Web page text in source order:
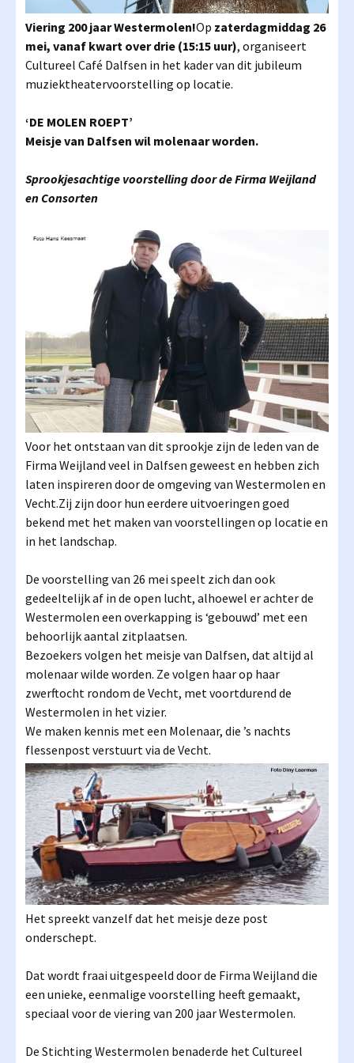
Viering 200 jaar Westermolen!Op zaterdagmiddag 26
mei, vanaf kwart over drie (15:15 uur), organiseert
Cultureel Café Dalfsen in het kader van dit jubileum
muziektheatervoorstelling op locatie.
‘DE MOLEN ROEPT’
Meisje van Dalfsen wil molenaar worden.
Sprookjesachtige voorstelling door de Firma Weijland
en Consorten
Voor het ontstaan van dit sprookje zijn de leden van de
Firma Weijland veel in Dalfsen geweest en hebben zich
laten inspireren door de omgeving van Westermolen en
Vecht.Zij zijn door hun eerdere uitvoeringen goed
bekend met het maken van voorstellingen op locatie en
in het landschap.
De voorstelling van 26 mei speelt zich dan ook
gedeeltelijk af in de open lucht, alhoewel er achter de
Westermolen een overkapping is ‘gebouwd’ met een
behoorlijk aantal zitplaatsen.
Bezoekers volgen het meisje van Dalfsen, dat altijd al
molenaar wilde worden. Ze volgen haar op haar
zwerftocht rondom de Vecht, met voortdurend de
Westermolen in het vizier.
We maken kennis met een Molenaar, die ’s nachts
flessenpost verstuurt via de Vecht.
Het spreekt vanzelf dat het meisje deze post
onderschept.
Dat wordt fraai uitgespeeld door de Firma Weijland die
een unieke, eenmalige voorstelling heeft gemaakt,
speciaal voor de viering van 200 jaar Westermolen.
De Stichting Westermolen benaderde het Cultureel